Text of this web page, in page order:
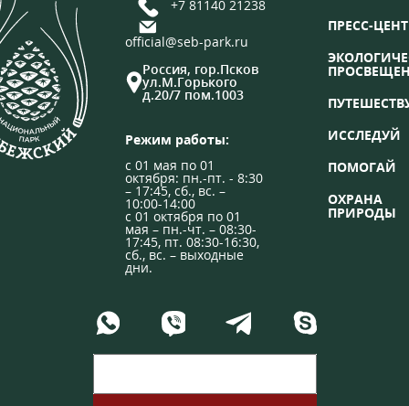
+7 81140 21238
official@seb-park.ru
Россия, гор.Псков
ул.М.Горького
д.20/7 пом.1003
Режим работы:
с 01 мая по 01
октября: пн.-пт. - 8:30
– 17:45, сб., вс. –
10:00-14:00
с 01 октября по 01
мая – пн.-чт. – 08:30-
17:45, пт. 08:30-16:30,
сб., вс. – выходные
дни.
ПРЕСС-
ИССЛЕДУЙ
ПОМОГАЙ
ОХРАНА
ПРИРОДЫ